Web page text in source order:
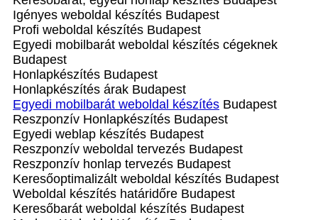
Igényes weboldal készítés Budapest
Profi weboldal készítés Budapest
Egyedi mobilbarát weboldal készítés cégeknek
Budapest
Honlapkészítés Budapest
Honlapkészítés árak Budapest
Egyedi mobilbarát weboldal készítés Budapest
Reszponzív Honlapkészítés Budapest
Egyedi weblap készítés Budapest
Reszponzív weboldal tervezés Budapest
Reszponzív honlap tervezés Budapest
Keresőoptimalizált weboldal készítés Budapest
Weboldal készítés határidőre Budapest
Keresőbarát weboldal készítés Budapest